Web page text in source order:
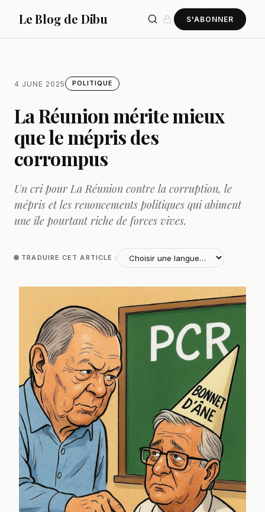
Le Blog de Dibu S'ABONNER
4 JUNE 2025 POLITIQUE
La Réunion mérite mieux
que le mépris des
corrompus
Un cri pour La Réunion contre la corruption, le
mépris et les renoncements politiques qui abîment
une île pourtant riche de forces vives.
🌐 TRADUIRE CET ARTICLE :